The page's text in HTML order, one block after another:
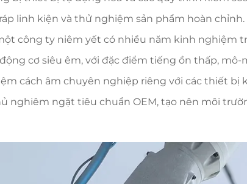
linh kiện và thử nghiệm sản phẩm hoàn
công ty niêm yết có nhiều năm kinh nghiệm
cơ siêu êm, với đặc điểm tiếng ồn thấp, mô-
cách âm chuyên nghiệp riêng với các thiết bị
nghiêm ngặt tiêu chuẩn OEM, tạo nên môi